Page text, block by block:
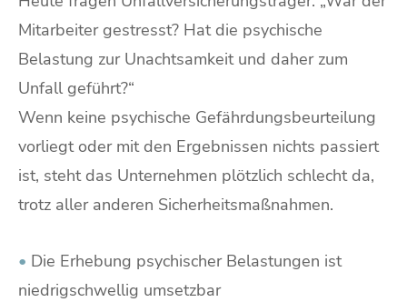
Mitarbeiter gestresst? Hat die psychische
Belastung zur Unachtsamkeit und daher zum
Unfall geführt?“
Wenn keine psychische Gefährdungsbeurteilung
vorliegt oder mit den Ergebnissen nichts passiert
ist, steht das Unternehmen plötzlich schlecht da,
trotz aller anderen Sicherheitsmaßnahmen.
• Die Erhebung psychischer Belastungen ist
niedrigschwellig umsetzbar